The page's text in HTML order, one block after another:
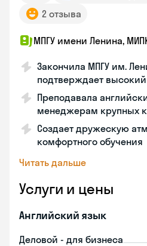
2 отзыва
МПГУ имени Ленина,
Закончила МПГУ им.
подтверждает
Преподавала
менеджерам крупных
Создает дружескую
комфортного обучения
Читать дальше
Услуги и цены
Английский язык
Деловой - для бизнеса